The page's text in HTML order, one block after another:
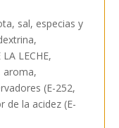
sal, especias y
LECHE,
aroma,
(E-252,
de la acidez (E-